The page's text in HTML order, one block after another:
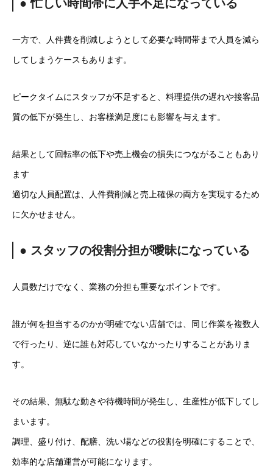
● 忙しい時間帯に人手不足になっている
一方で、人件費を削減しようとして必要な時間帯まで人員を減ら
してしまうケースもあります。
ピークタイムにスタッフが不足すると、料理提供の遅れや接客品
質の低下が発生し、お客様満足度にも影響を与えます。
結果として回転率の低下や売上機会の損失につながることもあり
ます
適切な人員配置は、人件費削減と売上確保の両方を実現するため
に欠かせません。
● スタッフの役割分担が曖昧になっている
人員数だけでなく、業務の分担も重要なポイントです。
誰が何を担当するのかが明確でない店舗では、同じ作業を複数人
で行ったり、逆に誰も対応していなかったりすることがありま
す。
その結果、無駄な動きや待機時間が発生し、生産性が低下してし
まいます。
調理、盛り付け、配膳、洗い場などの役割を明確にすることで、
効率的な店舗運営が可能になります。